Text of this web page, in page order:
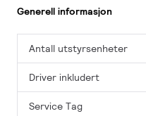
Generell informasjon
Antall utstyrsenheter
Driver inkludert
Service Tag